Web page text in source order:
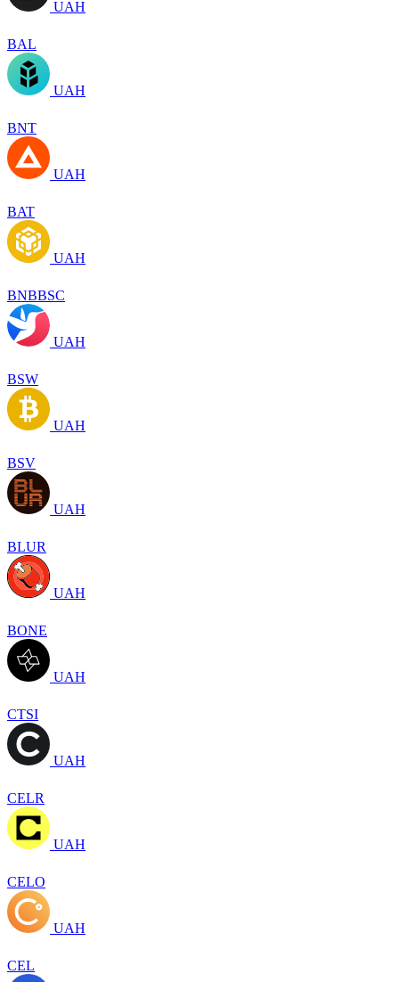
UAH
BAL
UAH
BNT
UAH
BAT
UAH
BNBBSC
UAH
BSW
UAH
BSV
UAH
BLUR
UAH
BONE
UAH
CTSI
UAH
CELR
UAH
CELO
UAH
CEL